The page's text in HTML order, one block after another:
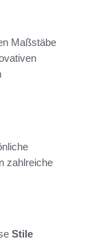
Maßstäbe
zahlreiche
Stile